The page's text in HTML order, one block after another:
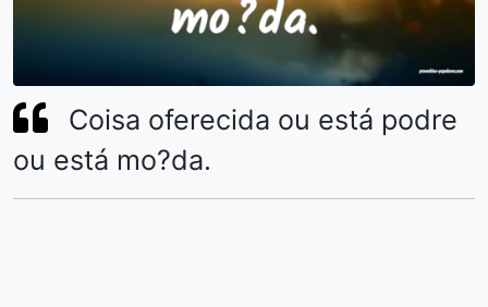
Coisa oferecida ou está podre
ou está mo?da.